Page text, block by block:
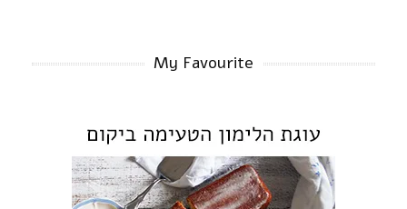
My Favourite